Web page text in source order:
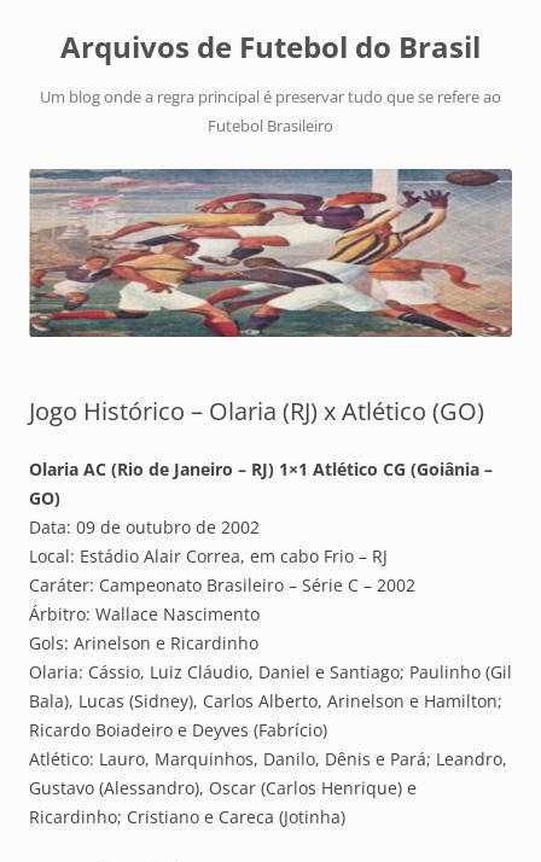
Arquivos de Futebol do Brasil
Um blog onde a regra principal é preservar tudo que se refere ao
Futebol Brasileiro
Jogo Histórico – Olaria (RJ) x Atlético (GO)
Olaria AC (Rio de Janeiro – RJ) 1×1 Atlético CG (Goiânia –
GO)
Data: 09 de outubro de 2002
Local: Estádio Alair Correa, em cabo Frio – RJ
Caráter: Campeonato Brasileiro – Série C – 2002
Árbitro: Wallace Nascimento
Gols: Arinelson e Ricardinho
Olaria: Cássio, Luiz Cláudio, Daniel e Santiago; Paulinho (Gil
Bala), Lucas (Sidney), Carlos Alberto, Arinelson e Hamilton;
Ricardo Boiadeiro e Deyves (Fabrício)
Atlético: Lauro, Marquinhos, Danilo, Dênis e Pará; Leandro,
Gustavo (Alessandro), Oscar (Carlos Henrique) e
Ricardinho; Cristiano e Careca (Jotinha)